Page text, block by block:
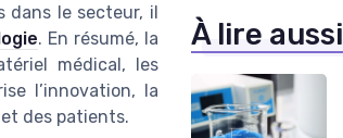
dans le secteur, il
. En résumé, la
médical, les
l’innovation, la
des patients.
À lire aussi